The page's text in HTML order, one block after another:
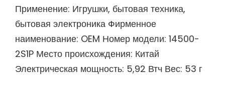
Применение: Игрушки, бытовая техника,
бытовая электроника Фирменное
наименование: OEM Номер модели: 14500-
2S1P Место происхождения: Китай
Электрическая мощность: 5,92 Втч Вес: 53 г